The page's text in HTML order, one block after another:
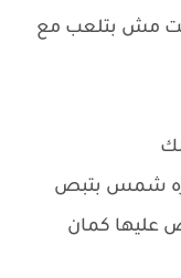
مش بتلعب مع
شمس بتبص
عليها كمان